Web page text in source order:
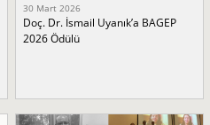
30 Mart 2026
Doç. Dr. İsmail Uyanık’a BAGEP
2026 Ödülü